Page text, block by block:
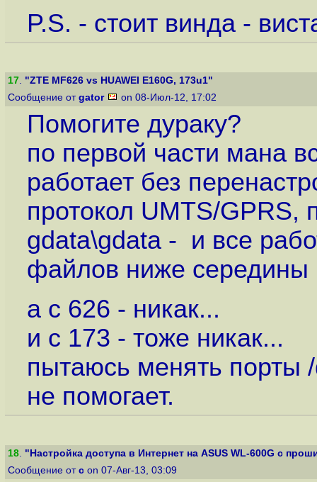
P.S. - стоит винда -
17. "ZTE MF626 vs HUAWEI E160G, 173u1"
Сообщение от gator on 08-Июл-12, 17:02
Помогите дураку?
по первой части мана
работает без
протокол UMTS/GPRS,
gdata\gdata - и все
файлов ниже середины
а с 626 - никак...
и с 173 - тоже никак...
пытаюсь менять порты
не помогает.
18. "Настройка доступа в Интернет на ASUS WL-600G с
Сообщение от c on 07-Авг-13, 03:09